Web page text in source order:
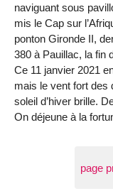
naviguant sous
mis le Cap sur
ponton Gironde II,
380 à Pauillac, la fin
Ce 11 janvier 2021
mais le vent fort des
soleil d’hiver brille.
On déjeune à la
page